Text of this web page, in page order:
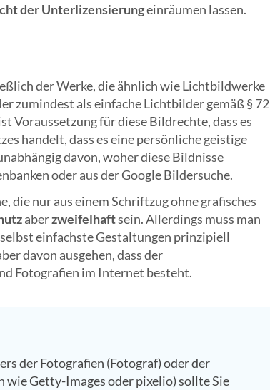
der Unterlizensierungeinräumen lassen.
der Werke, die ähnlich wie Lichtbildwerke
zumindest als einfache Lichtbilder gemäß § 72
Voraussetzung für diese Bildrechte, dass es
handelt, dass es eine persönliche geistige
davon, woher diese Bildnisse
oder aus der Google Bildersuche.
die nur aus einem Schriftzug ohne grafisches
aberzweifelhaftsein. Allerdings muss man
einfachste Gestaltungen prinzipiell
davon ausgehen, dass der
Fotografien im Internet besteht.
der Fotografien (Fotograf) oder der
Getty-Images oder pixelio) sollte Sie